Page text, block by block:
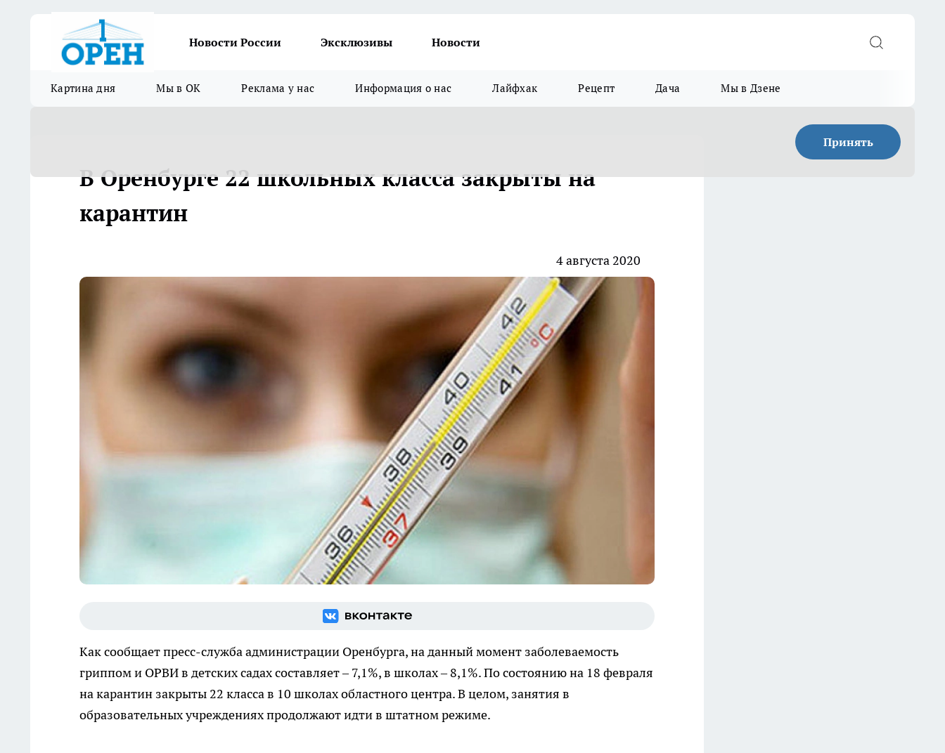
Новости России Эксклюзивы Новости
Картина дня Мы в ОК Реклама у нас Информация о нас Лайфхак Рецепт Дача Мы в Дзене
Принять
В Оренбурге 22 школьных класса закрыты на
карантин
4 августа 2020
Как сообщает пресс-служба администрации Оренбурга, на данный момент заболеваемость
гриппом и ОРВИ в детских садах составляет – 7,1%, в школах – 8,1%. По состоянию на 18 февраля
на карантин закрыты 22 класса в 10 школах областного центра. В целом, занятия в
образовательных учреждениях продолжают идти в штатном режиме.